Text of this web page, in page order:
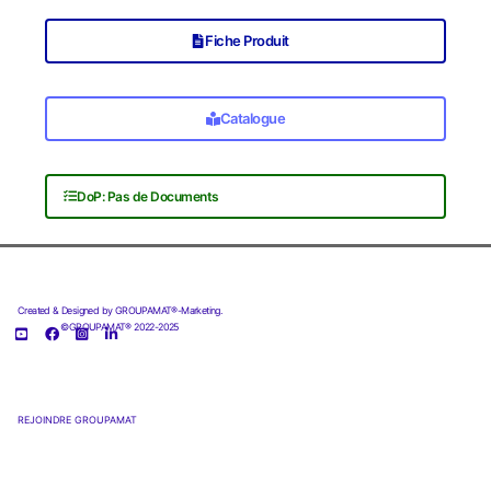
Fiche Produit
Catalogue
DoP: Pas de Documents
Created & Designed by GROUPAMAT®-Marketing.
©GROUPAMAT® 2022-2025
REJOINDRE GROUPAMAT